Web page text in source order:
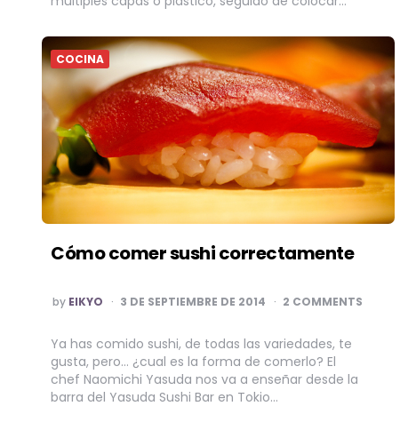
COCINA
Cómo comer sushi correctamente
POSTED
BY
by EIKYO 3 DE SEPTIEMBRE DE 2014 2 COMMENTS
Ya has comido sushi, de todas las variedades, te
gusta, pero… ¿cual es la forma de comerlo? El
chef Naomichi Yasuda nos va a enseñar desde la
barra del Yasuda Sushi Bar en Tokio…